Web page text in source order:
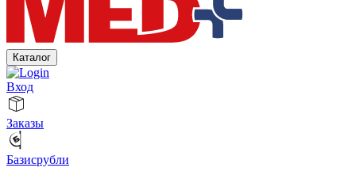
Каталог
Вход
Заказы
Базисрубли